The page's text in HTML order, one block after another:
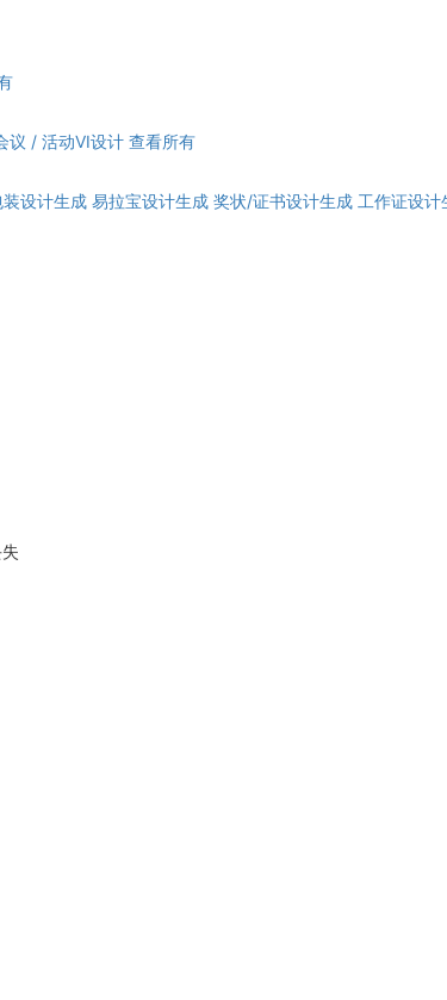
议 / 活动VI设计 查看所有
装设计生成 易拉宝设计生成 奖状/证书设计生成 工作证设计